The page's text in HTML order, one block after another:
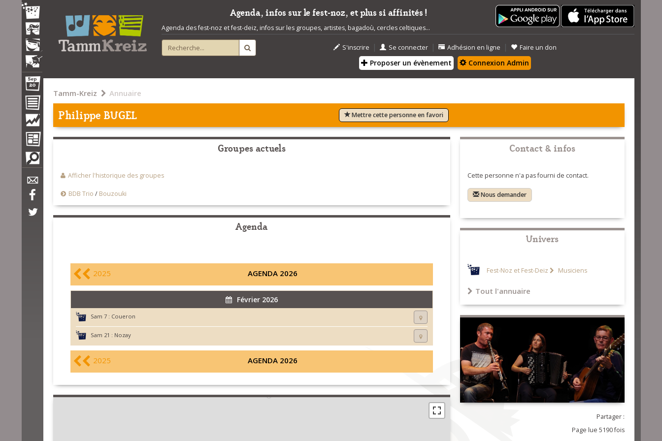
Agenda, infos sur le fest-noz, et plus si affinités !
Agenda des fest-noz et fest-deiz, infos sur les groupes, artistes, bagadoù, cercles celtiques...
S'inscrire | Se connecter | Adhésion en ligne | Faire un don
Proposer un évènement Connexion Admin
Tamm-Kreiz Annuaire
Philippe BUGEL Mettre cette personne en favori
Groupes actuels
Afficher l'historique des groupes
BDB Trio / Bouzouki
Agenda
2025 AGENDA 2026
Février 2026
Sam 7 : Coueron
Sam 21 : Nozay
2025 AGENDA 2026
Contact & infos
Cette personne n'a pas fourni de contact.
Nous demander
Univers
Fest-Noz et Fest-Deiz Musiciens
Tout l'annuaire
Partager :
Page lue 5190 fois